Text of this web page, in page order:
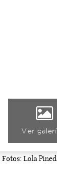
Ver
Fotos: Lola